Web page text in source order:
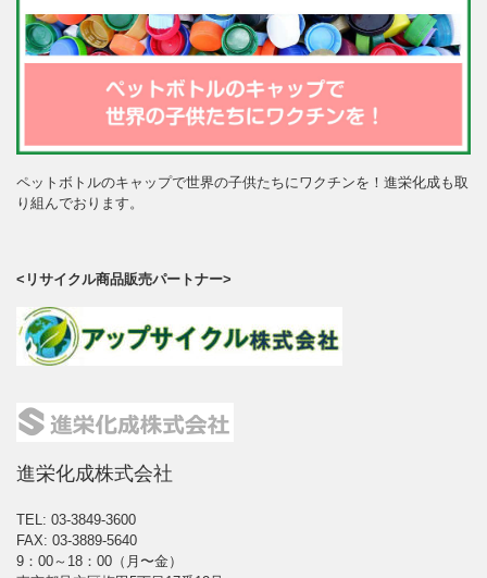
ペットボトルのキャップで世界の子供たちにワクチンを！進栄化成も取
り組んでおります。
<リサイクル商品販売パートナー>
進栄化成株式会社
TEL: 03-3849-3600
FAX: 03-3889-5640
9：00～18：00（月〜金）